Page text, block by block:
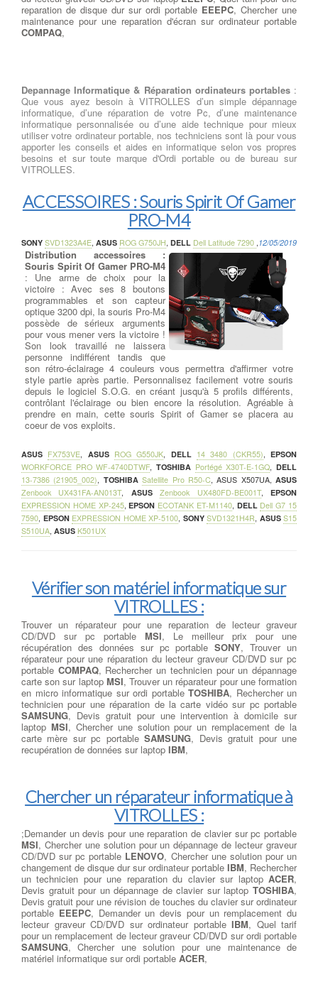
reparation de disque dur sur ordi portable EEEPC, Chercher une
maintenance pour une reparation d'écran sur ordinateur portable
COMPAQ,
Depannage Informatique & Réparation ordinateurs portables:
Que vous ayez besoin à VITROLLES d’un simple dépannage
informatique, d’une réparation de votre Pc, d’une maintenance
informatique personnalisée ou d’une aide technique pour mieux
utiliser votre ordinateur portable, nos techniciens sont là pour vous
apporter les conseils et aides en informatique selon vos propres
besoins et sur toute marque d'Ordi portable ou de bureau sur
VITROLLES.
ACCESSOIRES : Souris Spirit Of Gamer
PRO-M4
12/05/2019
Distribution accessoires :
Souris Spirit Of Gamer PRO-M4
: Une arme de choix pour la
victoire : Avec ses 8 boutons
programmables et son capteur
optique 3200 dpi, la souris Pro-M4
possède de sérieux arguments
pour vous mener vers la victoire !
Son look travaillé ne laissera
personne indifférent tandis que
son rétro-éclairage 4 couleurs vous permettra d'affirmer votre
style partie après partie. Personnalisez facilement votre souris
depuis le logiciel S.O.G. en créant jusqu'à 5 profils différents,
contrôlant l'éclairage ou bien encore la résolution. Agréable à
prendre en main, cette souris Spirit of Gamer se placera au
coeur de vos exploits.
SONY SVD1323A4E, ASUS ROG G750JH, DELL Dell Latitude 7290 ,
ASUS FX753VE, ASUS ROG G550JK, DELL 14 3480 (CKR55),EPSON
WORKFORCE PRO WF-4740DTWF,TOSHIBA Portégé X30T-E-1GQ,DELL
13-7386 (21905_002), TOSHIBA Satellite Pro R50-C,ASUS X507UA, ASUS
Zenbook UX431FA-AN013T, ASUS Zenbook UX480FD-BE001T,EPSON
EXPRESSION HOME XP-245,EPSON ECOTANK ET-M1140, DELL Dell G7 15
7590, EPSON EXPRESSION HOME XP-5100, SONY SVD1321H4R, ASUS S15
S510UA, ASUS K501UX
Vérifier son matériel informatique sur
VITROLLES :
Trouver un réparateur pour une reparation de lecteur graveur
CD/DVD sur pc portable MSI, Le meilleur prix pour une
récupération des données sur pc portableSONY, Trouver un
réparateur pour une réparation du lecteur graveur CD/DVD sur pc
portable COMPAQ, Rechercher un technicien pour un dépannage
carte son sur laptop MSI, Trouver un réparateur pour une formation
en micro informatique sur ordi portable TOSHIBA, Rechercher un
technicien pour une réparation de la carte vidéo sur pc portable
SAMSUNG, Devis gratuit pour une intervention à domicile sur
laptop MSI, Chercher une solution pour un remplacement de la
carte mère sur pc portableSAMSUNG, Devis gratuit pour une
recupération de données sur laptop IBM,
Chercher un réparateur informatique à
VITROLLES :
;Demander un devis pour une reparation de clavier sur pc portable
MSI, Chercher une solution pour un dépannage de lecteur graveur
CD/DVD sur pc portable LENOVO, Chercher une solution pour un
changement de disque dur sur ordinateur portable IBM, Rechercher
un technicien pour une reparation du clavier sur laptop ACER,
Devis gratuit pour un dépannage de clavier sur laptop TOSHIBA,
Devis gratuit pour une révision de touches du clavier sur ordinateur
portable EEEPC, Demander un devis pour un remplacement du
lecteur graveur CD/DVD sur ordinateur portable IBM, Quel tarif
pour un remplacement de lecteur graveur CD/DVD sur ordi portable
SAMSUNG, Chercher une solution pour une maintenance de
matériel informatique sur ordi portable ACER,